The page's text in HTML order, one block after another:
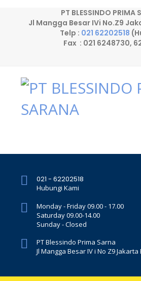
PT BLESSINDO PRIMA
Jl Mangga Besar IVi No.Z9
Telp : 021 62202518
Fax : 021 6248730,
021 - 62202518
Hubungi Kami
Monday - Friday 09.00 - 17.00
Saturday 09.00-14.00
Sunday - Closed
PT Blessindo Prima Sarna
Jl Mangga Besar IV i No Z9